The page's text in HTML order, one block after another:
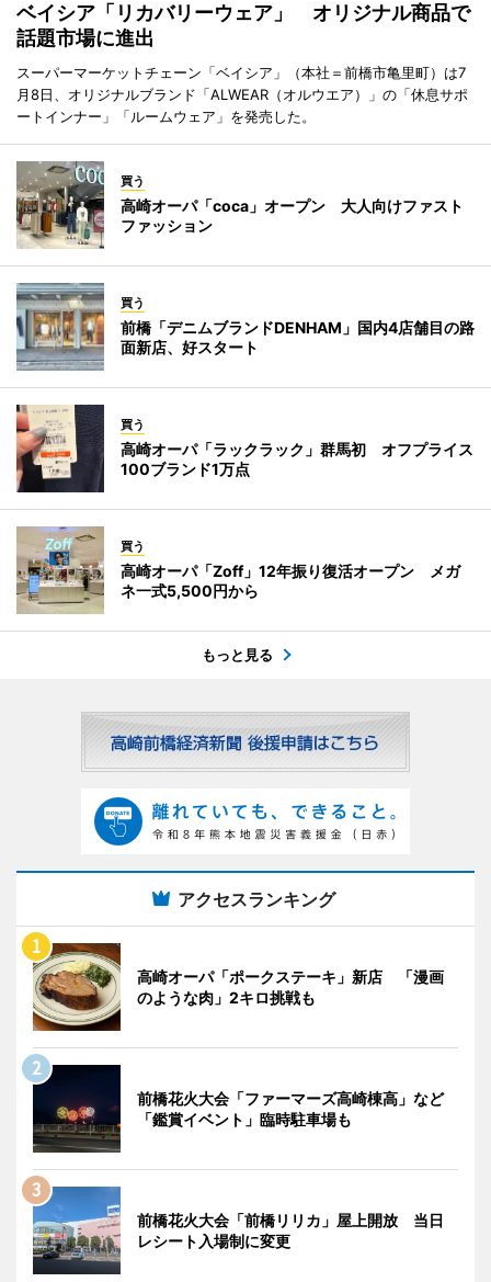
ベイシア「リカバリーウェア」 オリジナル商品で
話題市場に進出
スーパーマーケットチェーン「ベイシア」（本社＝前橋市亀里町）は7
月8日、オリジナルブランド「ALWEAR（オルウエア）」の「休息サポ
ートインナー」「ルームウェア」を発売した。
買う
高崎オーパ「coca」オープン 大人向けファスト
ファッション
買う
前橋「デニムブランドDENHAM」国内4店舗目の路
面新店、好スタート
買う
高崎オーパ「ラックラック」群馬初 オフプライス
100ブランド1万点
買う
高崎オーパ「Zoff」12年振り復活オープン メガ
ネ一式5,500円から
もっと見る
アクセスランキング
高崎オーパ「ポークステーキ」新店 「漫画
のような肉」2キロ挑戦も
前橋花火大会「ファーマーズ高崎棟高」など
「鑑賞イベント」臨時駐車場も
前橋花火大会「前橋リリカ」屋上開放 当日
レシート入場制に変更